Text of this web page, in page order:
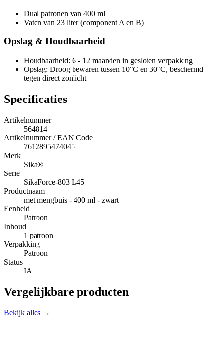
Dual patronen van 400 ml
Vaten van 23 liter (component A en B)
Opslag & Houdbaarheid
Houdbaarheid: 6 - 12 maanden in gesloten verpakking
Opslag: Droog bewaren tussen 10°C en 30°C, beschermd
tegen direct zonlicht
Specificaties
Artikelnummer
564814
Artikelnummer / EAN Code
7612895474045
Merk
Sika®
Serie
SikaForce-803 L45
Productnaam
met mengbuis - 400 ml - zwart
Eenheid
Patroon
Inhoud
1 patroon
Verpakking
Patroon
Status
IA
Vergelijkbare producten
Bekijk alles →